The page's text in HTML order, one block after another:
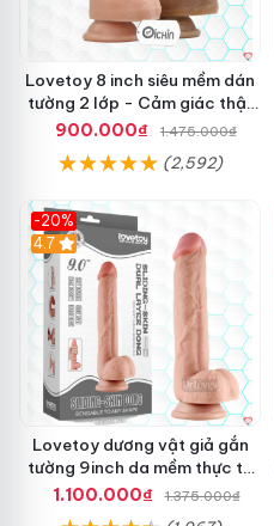
Lovetoy 8 inch siêu mềm dán
tường 2 lớp - Cảm giác thật
nhất
900.000₫ 1.475.000₫
(2,592)
-20%
Hot
4.7
Lovetoy dương vật giả gắn
tường 9inch da mềm thực tế
thú vị
1.100.000₫ 1.375.000₫